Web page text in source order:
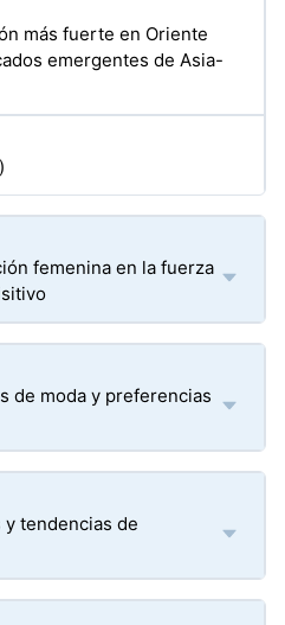
más fuerte en Oriente
emergentes de Asia-
femenina en la fuerza
de moda y preferencias
tendencias de